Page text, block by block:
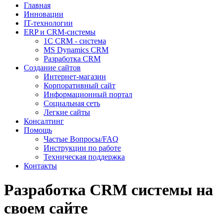
Главная
Инновации
IT-технологии
ERP и CRM-системы
1C CRM - система
MS Dynamics CRM
Разработка CRM
Создание сайтов
Интернет-магазин
Корпоративный сайт
Информационный портал
Социальная сеть
Легкие сайты
Консалтинг
Помощь
Частые Вопросы/FAQ
Инструкции по работе
Техническая поддержка
Контакты
Разработка CRM системы на
своем сайте